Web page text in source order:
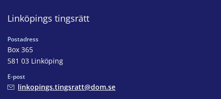
Linköpings tingsrätt
Postadress
Box 365
581 03 Linköping
E-post
linkopings.tingsratt@dom.se